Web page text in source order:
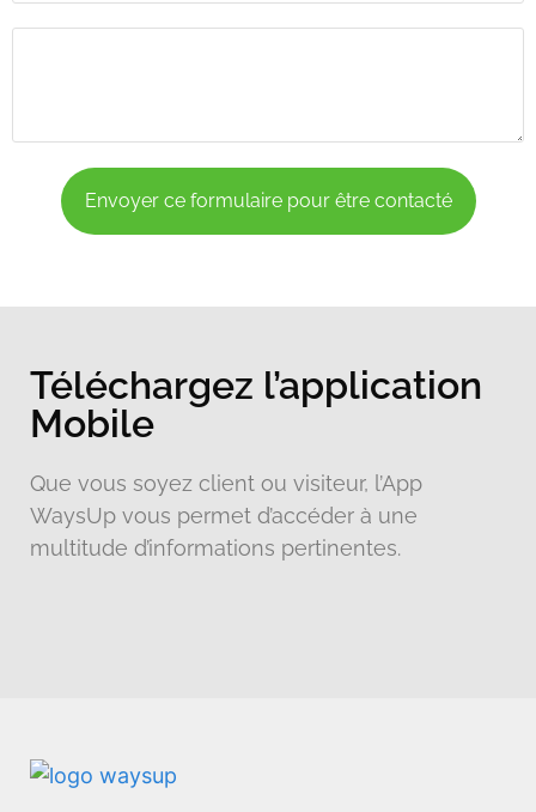
Envoyer ce formulaire pour être contacté
Téléchargez l’application
Mobile
Que vous soyez client ou visiteur, l’App
WaysUp vous permet d’accéder à une
multitude d’informations pertinentes.